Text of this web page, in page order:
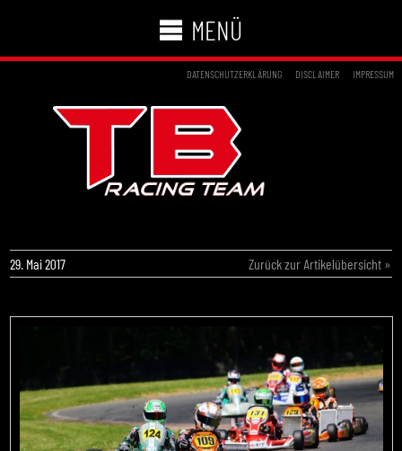
MENÜ
DATENSCHUTZERKLÄRUNG DISCLAIMER IMPRESSUM
29. Mai 2017 Zurück zur Artikelübersicht »